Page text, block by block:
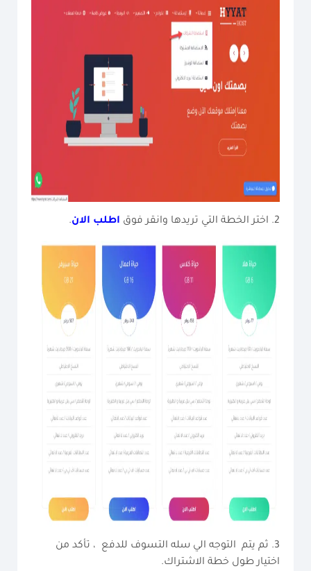
اطلب الان.
3. ثم يتم التوجه الي سله التسوف للدفع ، تأكد من
اختيار طول خطة الاشتراك.